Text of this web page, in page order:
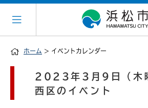
ホーム > イベントカレンダー
2023年3月9日（木
西区のイベント